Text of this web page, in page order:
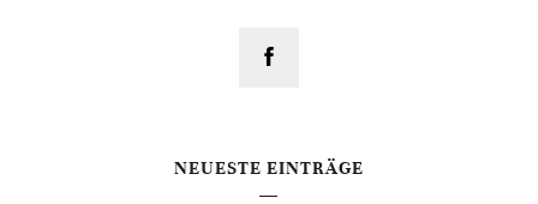
NEUESTE EINTRÄGE